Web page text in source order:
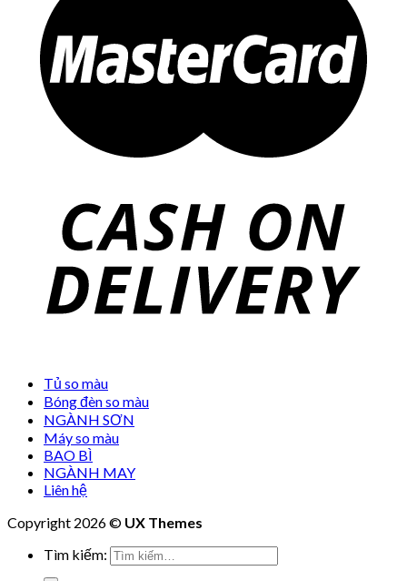
Tủ so màu
Bóng đèn so màu
NGÀNH SƠN
Máy so màu
BAO BÌ
NGÀNH MAY
Liên hệ
Copyright 2026 © UX Themes
Tìm kiếm: